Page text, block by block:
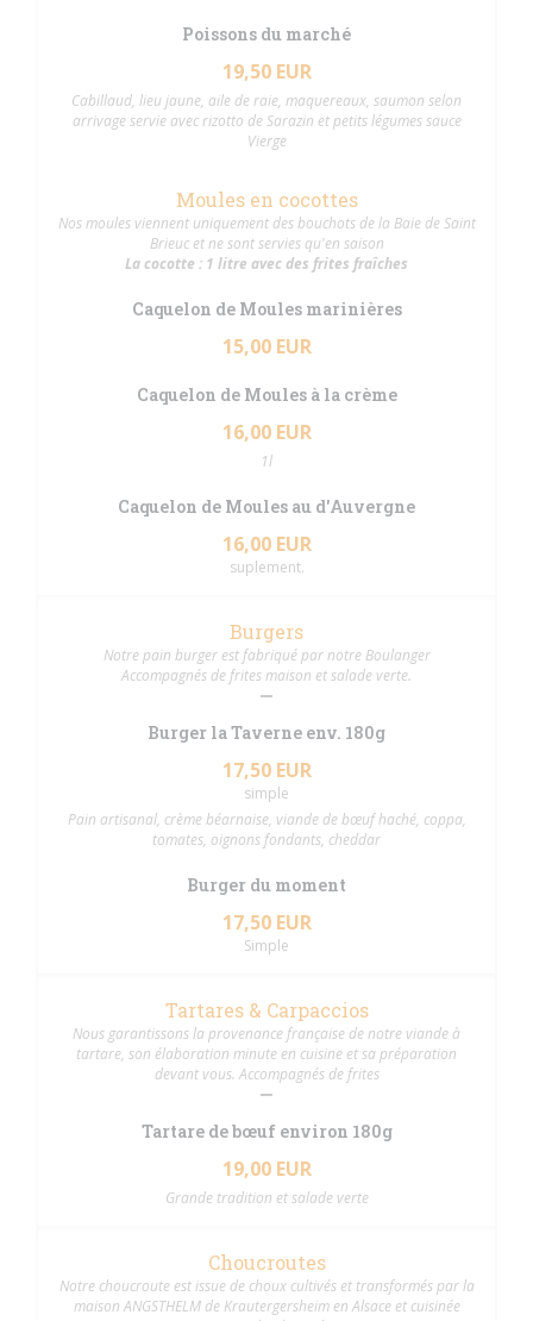
Poissons du marché
19,50 EUR
Cabillaud, lieu jaune, aile de raie, maquereaux, saumon selon
arrivage servie avec rizotto de Sarazin et petits légumes sauce
Vierge
Moules en cocottes
Nos moules viennent uniquement des bouchots de la Baie de Saint
Brieuc et ne sont servies qu'en saison
La cocotte : 1 litre avec des frites fraîches
Caquelon de Moules marinières
15,00 EUR
Caquelon de Moules à la crème
16,00 EUR
1l
Caquelon de Moules au d'Auvergne
16,00 EUR
suplement.
Burgers
Notre pain burger est fabriqué par notre Boulanger
Accompagnés de frites maison et salade verte.
Burger la Taverne env. 180g
17,50 EUR
simple
Pain artisanal, crème béarnaise, viande de bœuf haché, coppa,
tomates, oignons fondants, cheddar
Burger du moment
17,50 EUR
Simple
Tartares & Carpaccios
Nous garantissons la provenance française de notre viande à
tartare, son élaboration minute en cuisine et sa préparation
devant vous. Accompagnés de frites
Tartare de bœuf environ 180g
19,00 EUR
Grande tradition et salade verte
Choucroutes
Notre choucroute est issue de choux cultivés et transformés par la
maison ANGSTHELM de Krautergersheim en Alsace et cuisinée